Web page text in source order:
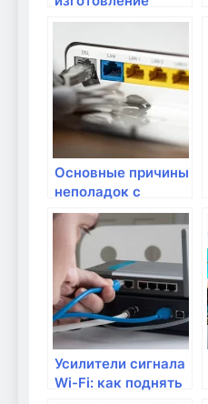
электронных
устройств — КЕДР
Solutions
Основные причины
неполадок с
модемом и их
решение
Усилители сигнала
Wi-Fi: как поднять